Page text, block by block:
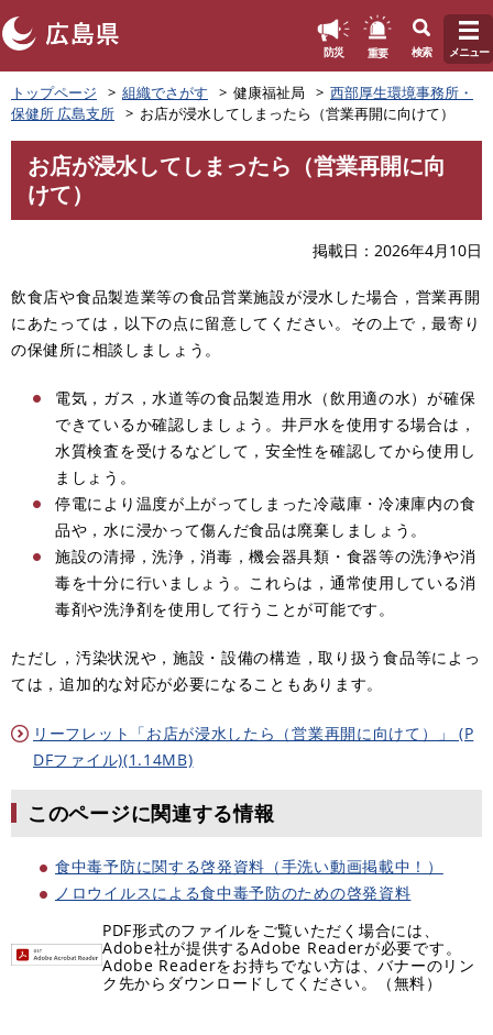
ペ
ー
ジ
の
で
防災 重要 検索 メニュー
トップページ 組織でさがす 健康福祉局
西部厚生環境事務所・
保健所 広島支所
お店が浸水してしまったら（営業再開に向けて）
お店が浸水してしまったら（営業再開に向
けて）
掲載日 2026年4月10日
飲食店や食品製造業等の食品営業施設が浸水した場合，営業再開
にあたっては，以下の点に留意してください。その上で，最寄り
の保健所に相談しましょう。
電気，ガス，水道等の食品製造用水（飲用適の水）が確保
できているか確認しましょう。井戸水を使用する場合は，
水質検査を受けるなどして，安全性を確認してから使用し
ましょう。
停電により温度が上がってしまった冷蔵庫・冷凍庫内の食
品や，水に浸かって傷んだ食品は廃棄しましょう。
施設の清掃，洗浄，消毒，機会器具類・食器等の洗浄や消
毒を十分に行いましょう。これらは，通常使用している消
毒剤や洗浄剤を使用して行うことが可能です。
ただし，汚染状況や，施設・設備の構造，取り扱う食品等によっ
ては，追加的な対応が必要になることもあります。
リーフレット「お店が浸水したら（営業再開に向けて）」 (P
DFファイル)(1.14MB)
このページに関連する情報
食中毒予防に関する啓発資料（手洗い動画掲載中！）
ノロウイルスによる食中毒予防のための啓発資料
PDF形式のファイルをご覧いただく場合には、
Adobe社が提供するAdobe Readerが必要です。
Adobe Readerをお持ちでない方は、バナーのリン
ク先からダウンロードしてください。（無料）